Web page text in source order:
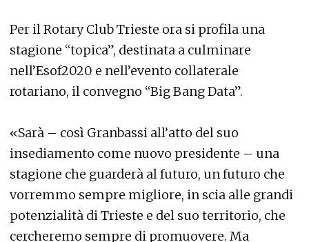
Per il Rotary Club Trieste ora si profila una
stagione “topica”, destinata a culminare
nell’Esof2020 e nell’evento collaterale
rotariano, il convegno “Big Bang Data”.
«Sarà – così Granbassi all’atto del suo
insediamento come nuovo presidente – una
stagione che guarderà al futuro, un futuro che
vorremmo sempre migliore, in scia alle grandi
potenzialità di Trieste e del suo territorio, che
cercheremo sempre di promuovere. Ma